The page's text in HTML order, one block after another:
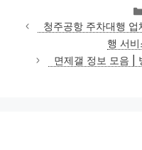
청주공항 주차대행
행 서
면제갤 정보 모음 |